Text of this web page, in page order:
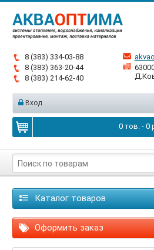
8 (383) 334-03-88
8 (383) 363-20-44
8 (383) 214-62-40
Вход
0тов. - 0
Каталог товаров
Оформить заказ